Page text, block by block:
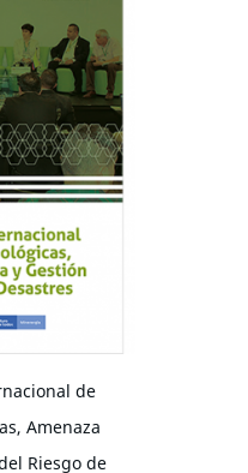
de
Amenaza
Riesgo de